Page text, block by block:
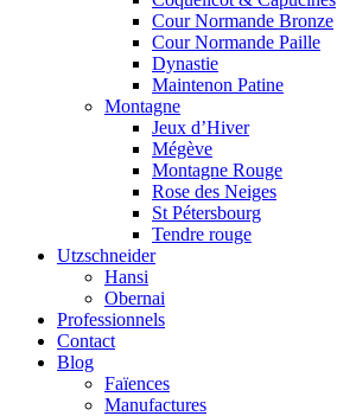
Cour Normande Bronze
Cour Normande Paille
Dynastie
Maintenon Patine
Montagne
Jeux d’Hiver
Mégève
Montagne Rouge
Rose des Neiges
St Pétersbourg
Tendre rouge
Utzschneider
Hansi
Obernai
Professionnels
Contact
Blog
Faïences
Manufactures